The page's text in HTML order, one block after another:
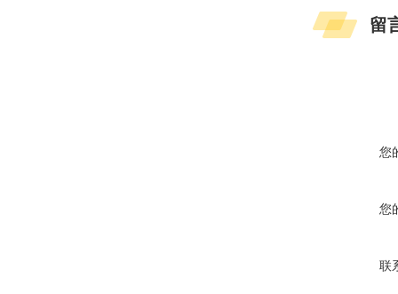
留
您
您
联